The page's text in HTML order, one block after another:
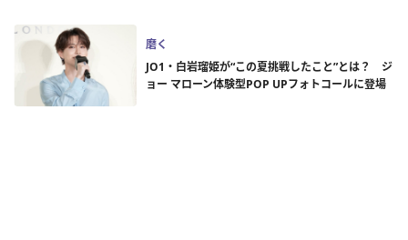
磨く
JO1・白岩瑠姫が“この夏挑戦したこと”とは？ ジ
ョー マローン体験型POP UPフォトコールに登場